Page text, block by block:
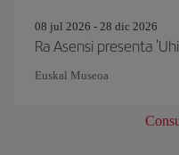
08 jul 2026 - 28 dic 2026
Ra Asensi presenta
Euskal Museoa